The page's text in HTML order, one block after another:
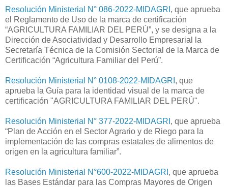
Resolución Ministerial N° 086-2022-MIDAGRI , que aprueba
el Reglamento de Uso de la marca de certificación
“AGRICULTURA FAMILIAR DEL PERÚ”, y se designa a la
Dirección de Asociatividad y Desarrollo Empresarial la
Secretaría Técnica de la Comisión Sectorial de la Marca de
Certificación “Agricultura Familiar del Perú”.
Resolución Ministerial N° 0108-2022-MIDAGRI , que
aprueba la Guía para la identidad visual de la marca de
certificación "AGRICULTURA FAMILIAR DEL PERÚ".
Resolución Ministerial N° 377-2022-MIDAGRI , que aprueba
“Plan de Acción en el Sector Agrario y de Riego para la
implementación de las compras estatales de alimentos de
origen en la agricultura familiar”.
Resolución Ministerial N°600-2022-MIDAGRI , que aprueba
las Bases Estándar para las Compras Mayores de Origen